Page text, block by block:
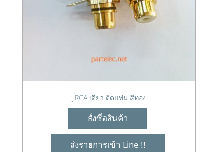
J.RCA เดี่ยว ติดแท่น สีทอง
สั่งซื้อสินค้า
ส่งรายการเข้า Line !!